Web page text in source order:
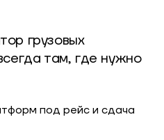
грузовых
там, где нужно
под рейс и сдача